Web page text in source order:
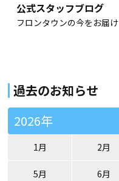
公式スタッフブログ
フロンタウンの今をお届け
過去のお知らせ
2026年
1月 2月
5月 6月